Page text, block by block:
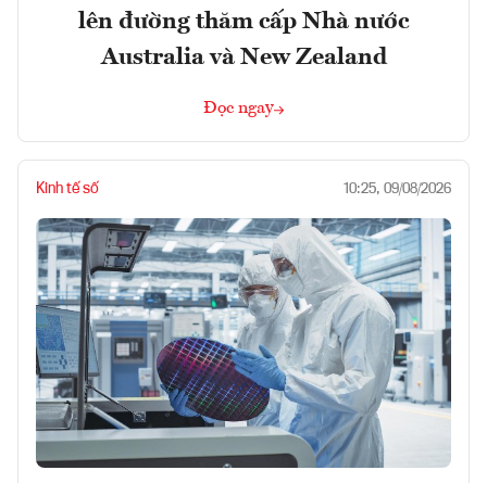
lên đường thăm cấp Nhà nước
Australia và New Zealand
Đọc ngay
Kinh tế số 10:25, 09/08/2026